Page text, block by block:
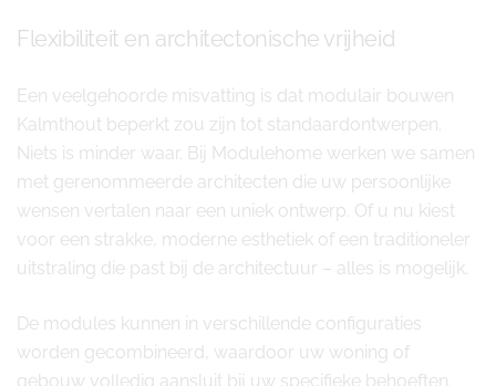
Flexibiliteit en architectonische vrijheid
Een veelgehoorde misvatting is dat modulair bouwen
Kalmthout beperkt zou zijn tot standaardontwerpen.
Niets is minder waar. Bij Modulehome werken we samen
met gerenommeerde architecten die uw persoonlijke
wensen vertalen naar een uniek ontwerp. Of u nu kiest
voor een strakke, moderne esthetiek of een traditioneler
uitstraling die past bij de architectuur – alles is mogelijk.
De modules kunnen in verschillende configuraties
worden gecombineerd, waardoor uw woning of
gebouw volledig aansluit bij uw specifieke behoeften.